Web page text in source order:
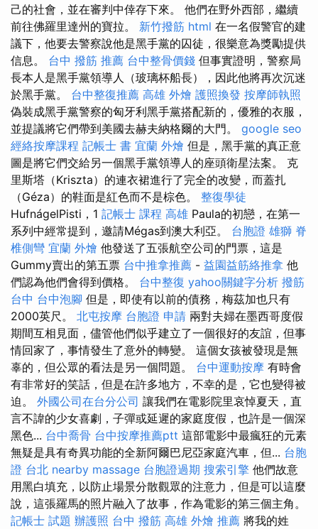
己的社會，並在審判中倖存下來。 他們在野外西部，繼續
前往佛羅里達州的寶拉。 新竹撥筋 html 在一名假警官的建
議下，他要去警察說他是黑手黨的囚徒，很樂意為獎勵提供
信息。 台中 撥筋 推薦 台中整骨價錢 但事實證明，警察局
長本人是黑手黨領導人（玻璃杯船長），因此他將再次沉迷
於黑手黨。 台中整復推薦 高雄 外燴 護照換發 按摩師執照
偽裝成黑手黨警察的匈牙利黑手黨搭配新的，優雅的衣服，
並提議將它們帶到美國去赫夫納格爾的大門。 google seo
經絡按摩課程 記帳士 書 宜蘭 外燴 但是，黑手黨的真正意
圖是將它們交給另一個黑手黨領導人的座頭衛星法案。 克
里斯塔（Kriszta）的連衣裙進行了完全的改變，而蓋扎
（Géza）的鞋面是紅色而不是棕色。 整復學徒
HufnágelPisti，1 記帳士 課程 高雄 Paula的初戀，在第一
系列中經常提到，邀請Mégas到澳大利亞。 台胞證 雄獅 脊
椎側彎 宜蘭 外燴 他發送了五張航空公司的門票，這是
Gummy賣出的第五票 台中推拿推薦 - 益園益筋絡推拿 他
們認為他們會得到價格。 台中整復 yahoo關鍵字分析 撥筋
台中 台中泡腳 但是，即使有以前的債務，梅茲加也只有
2000英尺。 北屯按摩 台胞證 申請 兩對夫婦在墨西哥度假
期間互相見面，儘管他們似乎建立了一個很好的友誼，但事
情回家了，事情發生了意外的轉變。 這個女孩被發現是無
辜的，但公眾的看法是另一個問題。 台中運動按摩 有時會
有非常好的笑話，但是在許多地方，不幸的是，它也變得被
迫。 外國公司在台分公司 讓我們在電影院里哀悼夏天，直
言不諱的少女喜劇，子彈或延遲的家庭度假，也許是一個深
黑色... 台中喬骨 台中按摩推薦ptt 這部電影中最瘋狂的元素
無疑是具有奇異功能的全新阿爾巴尼亞家庭汽車，但... 台胞
證 台北 nearby massage 台胞證過期 搜索引擎 他們故意
用黑白填充，以防止場景分散觀眾的注意力，但是可以這麼
說，這張羅馬的照片融入了故事，作為電影的第三個主角。
記帳士 試題 辦護照 台中 撥筋 高雄 外燴 推薦 將我的姓